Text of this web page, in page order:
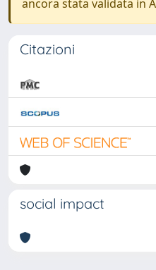
ancora stata validata in
Citazioni
social impact